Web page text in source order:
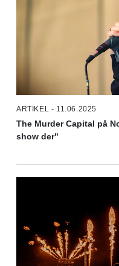
ARTIKEL - 11.06.2025
The Murder Capital på
show der"